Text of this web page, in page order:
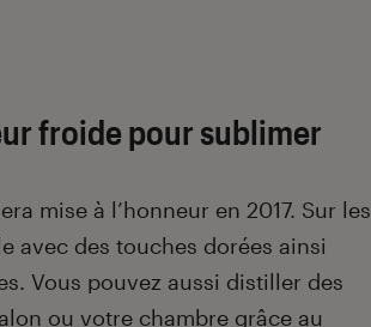
froide pour sublimer
mise à l’honneur en 2017. Sur les
avec des touches dorées ainsi
Vous pouvez aussi distiller des
ou votre chambre grâce au